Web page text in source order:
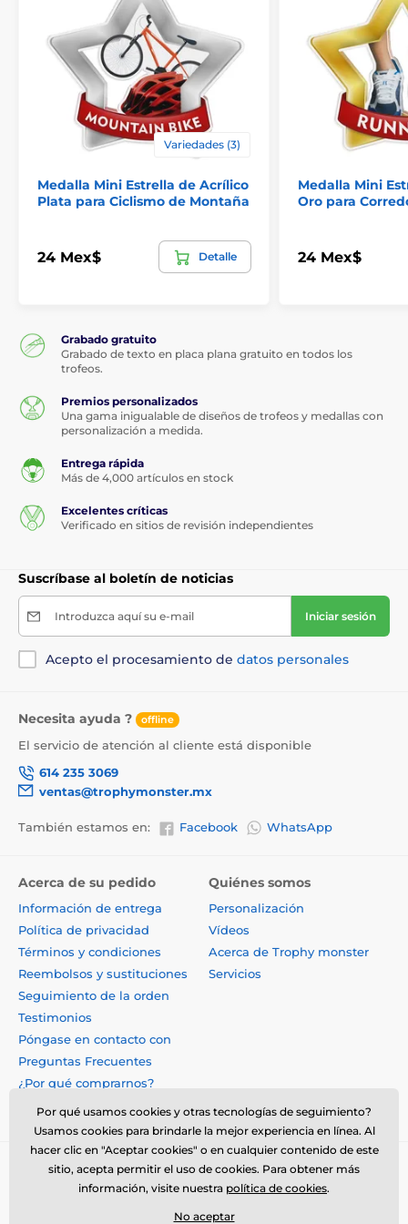
Variedades (3)
Medalla Mini Estrella de Acrílico
Plata para Ciclismo de Montaña
24 Mex$ Detalle
Medalla Mini
Oro para
24 Mex$
Grabado gratuito
Grabado de texto en placa plana gratuito en todos los
trofeos.
Premios personalizados
Una gama inigualable de diseños de trofeos y medallas con
personalización a medida.
Entrega rápida
Más de 4,000 artículos en stock
Excelentes críticas
Verificado en sitios de revisión independientes
Suscríbase al boletín de noticias
Introduzca aquí su e-mail Iniciar sesión
Acepto el procesamiento de datos personales
Necesita ayuda ? offline
El servicio de atención al cliente está disponible
614 235 3069
ventas@trophymonster.mx
También estamos en: Facebook WhatsApp
Acerca de su pedido
Información de entrega
Política de privacidad
Términos y condiciones
Reembolsos y sustituciones
Seguimiento de la orden
Testimonios
Póngase en contacto con
Preguntas Frecuentes
¿Por qué comprarnos?
Quiénes somos
Personalización
Vídeos
Acerca de Trophy monster
Servicios
Por qué usamos cookies y otras tecnologías de seguimiento?
Usamos cookies para brindarle la mejor experiencia en línea. Al
hacer clic en "Aceptar cookies" o en cualquier contenido de este
sitio, acepta permitir el uso de cookies. Para obtener más
información, visite nuestra política de cookies.
No aceptar